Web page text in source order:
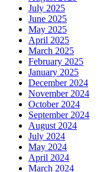
July 2025
June 2025
May 2025
April 2025
March 2025
February 2025
January 2025
December 2024
November 2024
October 2024
September 2024
August 2024
July 2024
May 2024
April 2024
March 2024